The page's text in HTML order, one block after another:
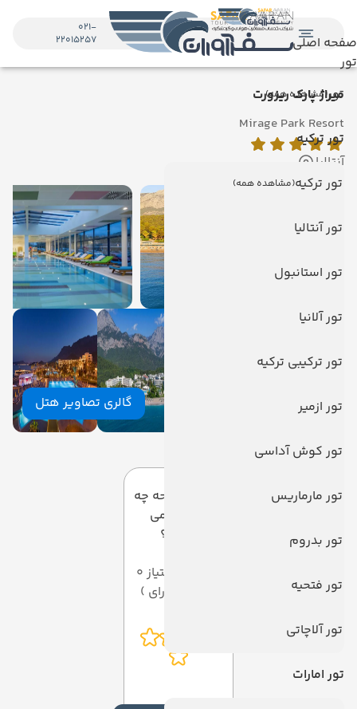
صفحه اصلی
تور
تور(مشاهده همه)
تور ترکیه
تور ترکیه(مشاهده همه)
تور آنتالیا
تور استانبول
تور آلانیا
تور ترکیبی ترکیه
تور ازمیر
تور کوش آداسی
تور مارماریس
تور بدروم
تور فتحیه
تور آلاچاتی
تور امارات
021-
22015257
میراژ پارک ریزورت
Mirage Park Resort
آنتالیا
گالری تصاویر هتل
دیدگاه کاربران
به این صفحه چه
امتیازی می
دهید؟
میانگین امتیاز 0